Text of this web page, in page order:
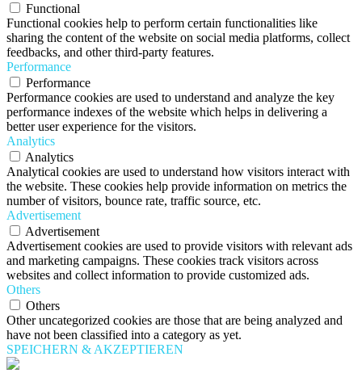
Functional
Functional cookies help to perform certain functionalities like
sharing the content of the website on social media platforms, collect
feedbacks, and other third-party features.
Performance
Performance
Performance cookies are used to understand and analyze the key
performance indexes of the website which helps in delivering a
better user experience for the visitors.
Analytics
Analytics
Analytical cookies are used to understand how visitors interact with
the website. These cookies help provide information on metrics the
number of visitors, bounce rate, traffic source, etc.
Advertisement
Advertisement
Advertisement cookies are used to provide visitors with relevant ads
and marketing campaigns. These cookies track visitors across
websites and collect information to provide customized ads.
Others
Others
Other uncategorized cookies are those that are being analyzed and
have not been classified into a category as yet.
SPEICHERN & AKZEPTIEREN